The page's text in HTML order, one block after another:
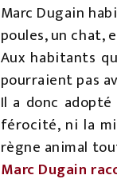
Marc Dugain
poules, un chat,
Aux habitants
pourraient pas
Il a donc
férocité, ni la
règne animal
Marc Dugain